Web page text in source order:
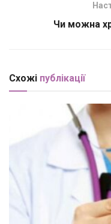
Чи можна
Схожі публікації